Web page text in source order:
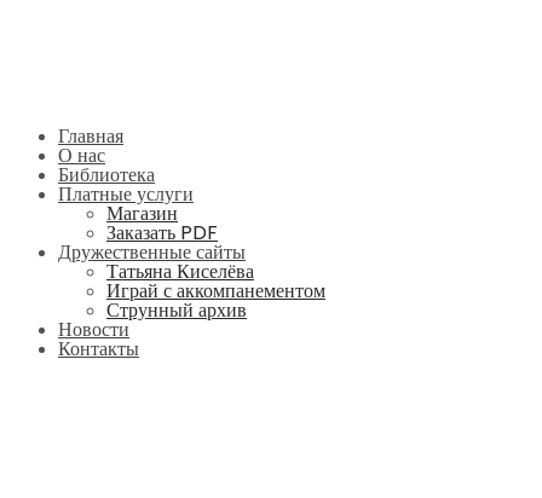
Главная
О нас
Библиотека
Платные услуги
Магазин
Заказать PDF
Дружественные сайты
Татьяна Киселёва
Играй с аккомпанементом
Струнный архив
Новости
Контакты